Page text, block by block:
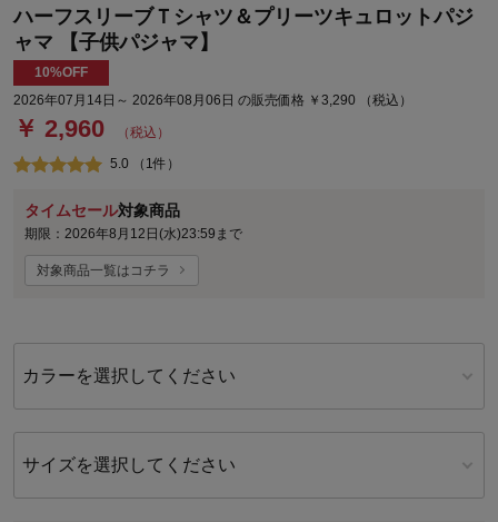
ハーフスリーブＴシャツ＆プリーツキュロットパジ
ャマ 【子供パジャマ】
10%OFF
2026年07月14日～ 2026年08月06日 の販売価格 ￥3,290 （税込）
￥ 2,960 （税込）
5.0 （1件）
タイムセール対象商品
期限：2026年8月12日(水)23:59まで
対象商品一覧はコチラ
カラーを選択してください
サイズを選択してください